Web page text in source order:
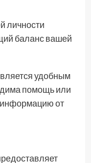
личности
баланс вашей
удобным
помощь или
информацию от